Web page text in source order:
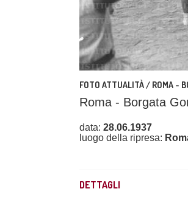
FOTO ATTUALITÀ / ROMA -
Roma - Borgata
data: 28.06.1937
luogo della ripresa:
DETTAGLI